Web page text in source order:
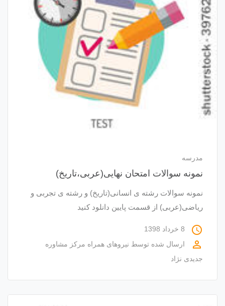
مدرسه
نمونه سوالات امتحان نهایی(عربی،تاریخ)
نمونه سوالات رشته ی انسانی(تاریخ) و رشته ی تجربی و
ریاضی(عربی) از قسمت پایین دانلود کنید
access_time 8 خرداد 1398
perm_identity ارسال شده توسط نیروهای همراه مرکز مشاوره
جدیدی نژاد